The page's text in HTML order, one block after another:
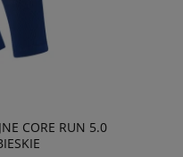
CORE RUN 5.0